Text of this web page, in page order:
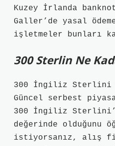
Kuzey İrlanda
Galler’de yasal
işletmeler bunları
300 Sterlin Ne
300 İngiliz Sterlini
Güncel serbest
300 İngiliz
değerinde olduğunu
istiyorsanız, alış